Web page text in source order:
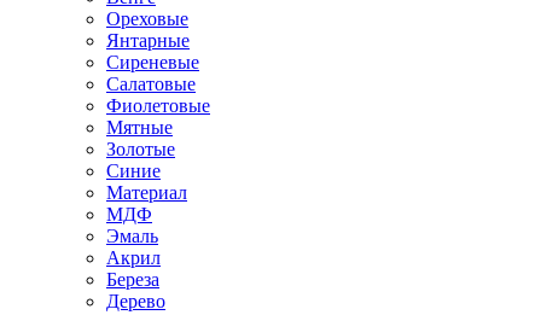
Ореховые
Янтарные
Сиреневые
Салатовые
Фиолетовые
Мятные
Золотые
Синие
Материал
МДФ
Эмаль
Акрил
Береза
Дерево